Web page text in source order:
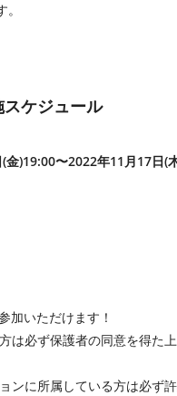
ケジュール
金)19:00〜2022年11月17日(
加いただけます！
は必ず保護者の同意を得た
ンに所属している方は必ず